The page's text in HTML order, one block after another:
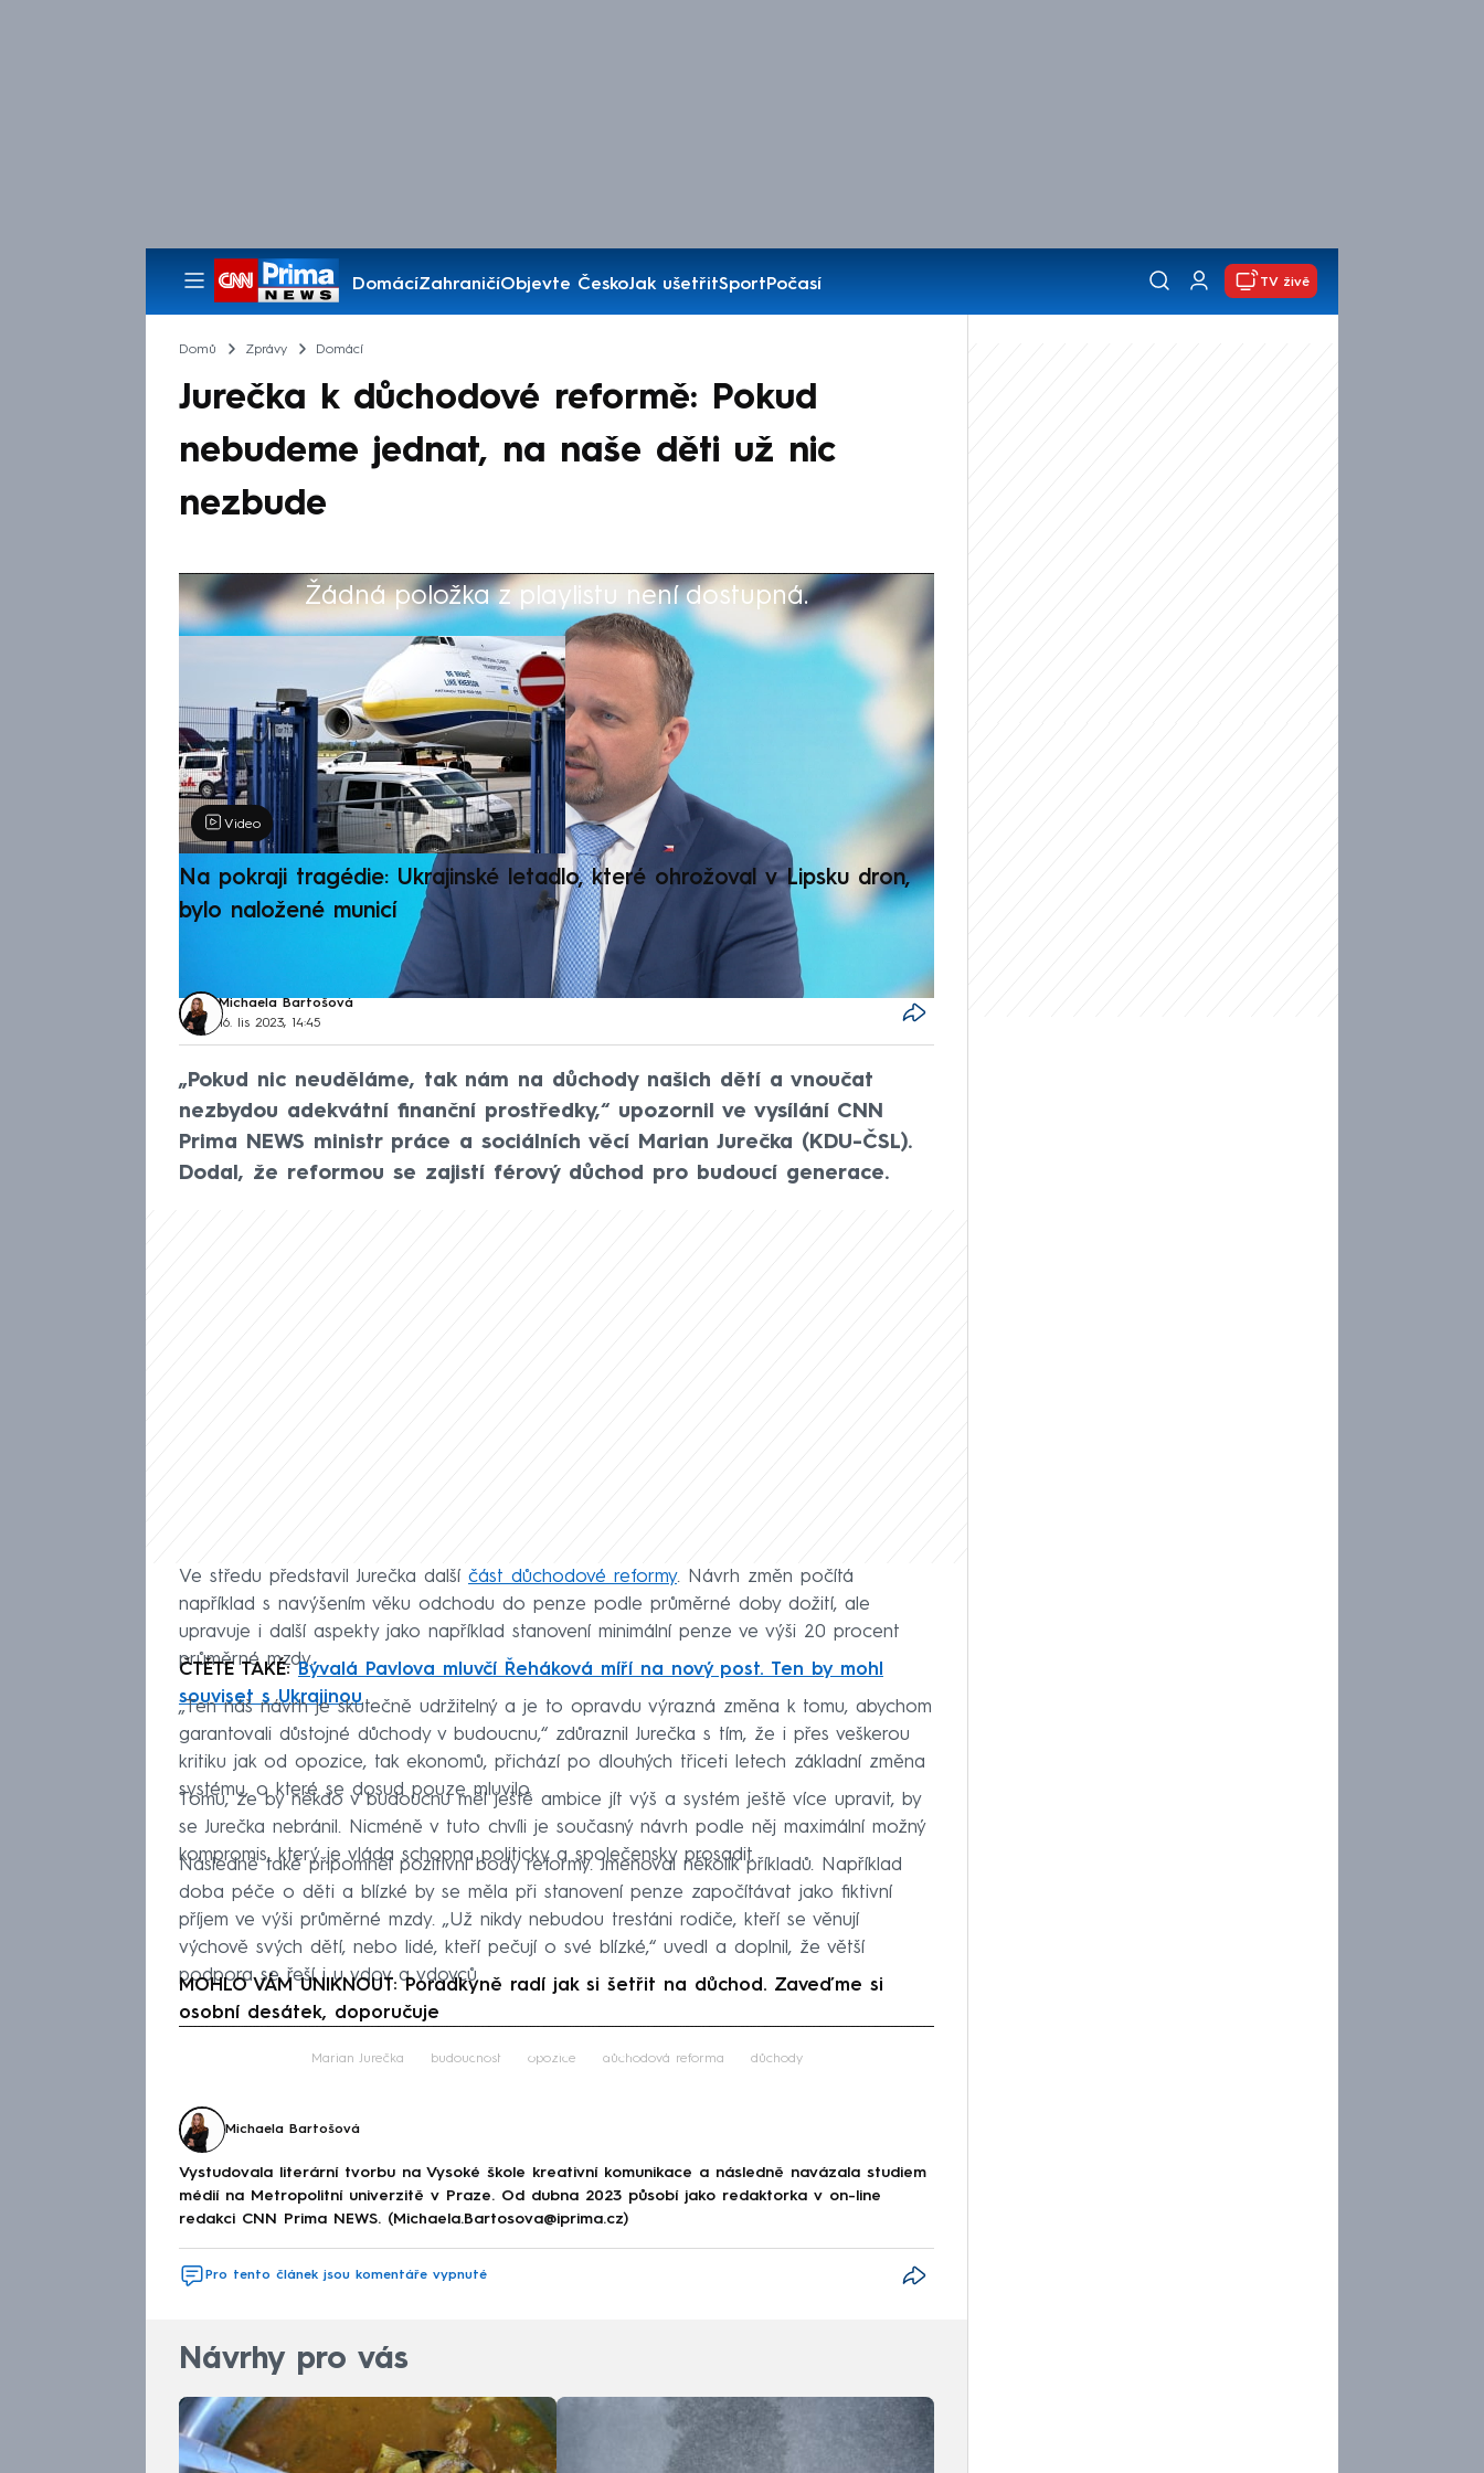
DomácíZahraničíObjevte ČeskoJak ušetřitSportPočasí
Pořady
TV živě
Domů Zprávy Domácí
Jurečka k důchodové reformě: Pokud
nebudeme jednat, na naše děti už nic
nezbude
Žádná položka z playlistu není dostupná.
Výběr redakce
Video
Na pokraji tragédie: Ukrajinské letadlo, které ohrožoval v Lipsku dron,
bylo naložené municí
Michaela Bartošová
16. lis 2023, 14:45
„Pokud nic neuděláme, tak nám na důchody našich dětí a vnoučat
nezbydou adekvátní finanční prostředky,“ upozornil ve vysílání CNN
Prima NEWS ministr práce a sociálních věcí Marian Jurečka (KDU-ČSL).
Dodal, že reformou se zajistí férový důchod pro budoucí generace.
Ve středu představil Jurečka další část důchodové reformy. Návrh změn počítá
například s navýšením věku odchodu do penze podle průměrné doby dožití, ale
upravuje i další aspekty jako například stanovení minimální penze ve výši 20 procent
průměrné mzdy.
ČTĚTE TAKÉ:Bývalá Pavlova mluvčí Řeháková míří na nový post. Ten by mohl
souviset s Ukrajinou
„Ten náš návrh je skutečně udržitelný a je to opravdu výrazná změna k tomu, abychom
garantovali důstojné důchody v budoucnu,“ zdůraznil Jurečka s tím, že i přes veškerou
kritiku jak od opozice, tak ekonomů, přichází po dlouhých třiceti letech základní změna
systému, o které se dosud pouze mluvilo.
Tomu, že by někdo v budoucnu měl ještě ambice jít výš a systém ještě více upravit, by
se Jurečka nebránil. Nicméně v tuto chvíli je současný návrh podle něj maximální možný
kompromis, který je vláda schopna politicky a společensky prosadit.
Následně také připomněl pozitivní body reformy. Jmenoval několik příkladů. Například
doba péče o děti a blízké by se měla při stanovení penze započítávat jako fiktivní
příjem ve výši průměrné mzdy. „Už nikdy nebudou trestáni rodiče, kteří se věnují
výchově svých dětí, nebo lidé, kteří pečují o své blízké,“ uvedl a doplnil, že větší
podpora se řeší i u vdov a vdovců.
MOHLO VÁM UNIKNOUT: Poradkyně radí jak si šetřit na důchod. Zaveďme si
osobní desátek, doporučuje
Failed to fetch
Marian Jurečka budoucnost opozice důchodová reforma důchody
Michaela Bartošová
Vystudovala literární tvorbu na Vysoké škole kreativní komunikace a následně navázala studiem
médií na Metropolitní univerzitě v Praze. Od dubna 2023 působí jako redaktorka v on-line
redakci CNN Prima NEWS. (Michaela.Bartosova@iprima.cz)
Pro tento článek jsou komentáře vypnuté
Návrhy pro vás